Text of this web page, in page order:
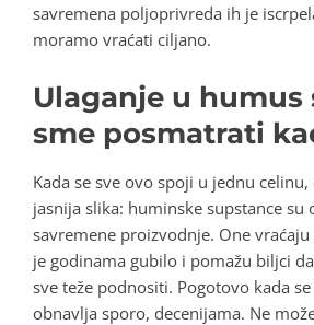
savremena poljoprivreda ih je
moramo vraćati ciljano.
Ulaganje u humus
sme posmatrati
Kada se sve ovo spoji u jednu
jasnija slika: huminske supstance su
savremene proizvodnje. One
je godinama gubilo i pomažu biljci
sve teže podnositi. Pogotovo kada
obnavlja sporo, decenijama. Ne